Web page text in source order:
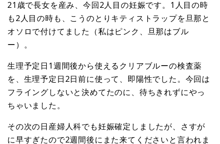
21歳で長女を産み、今回2人目の妊娠です。1人目の時
も2人目の時も、こうのとりキティストラップを旦那と
オソロで付けてました（私はピンク、旦那はブル
ー）。
生理予定日1週間後から使えるクリアブルーの検査薬
を、生理予定日2日前に使って、即陽性でした。今回は
フライングしないと決めてたのに、待ちきれずにやっ
ちゃいました。
その次の日産婦人科でも妊娠確定しましたが、さすが
に早すぎたので2週間後にまた来てくださいと言われま